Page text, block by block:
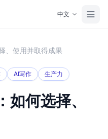
中文
、使用并取得成果
AI写作 生产力
何选择、